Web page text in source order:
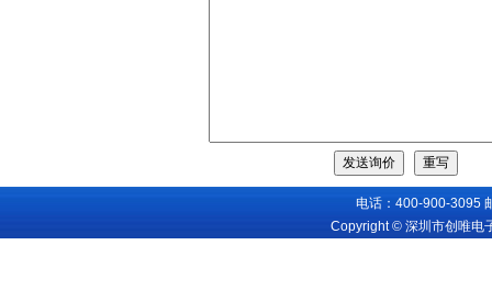
电话：400-900-3095
Copyright © 深圳市创唯电